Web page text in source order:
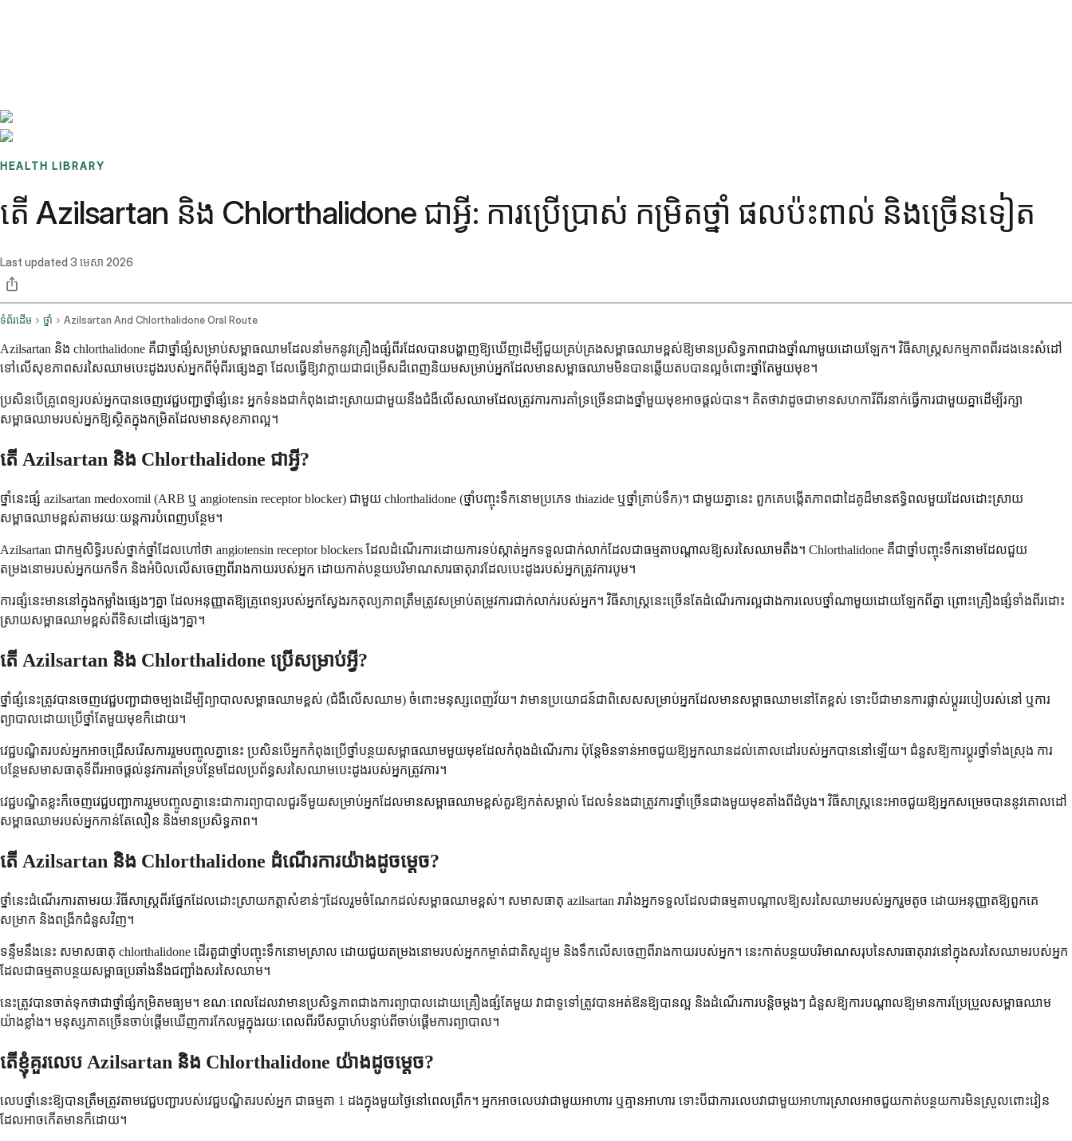
HEALTH LIBRARY
តើ Azilsartan និង Chlorthalidone ជាអ្វី: ការប្រើប្រាស់ កម្រិតថ្នាំ ផលប៉ះពាល់ និងច្រើនទៀត
Last updated 3 មេសា 2026
ទំព័រដើម ថ្នាំ Azilsartan And Chlorthalidone Oral Route
Azilsartan និង chlorthalidone គឺជាថ្នាំផ្សំសម្រាប់សម្ពាធឈាមដែលនាំមកនូវគ្រឿងផ្សំពីរដែលបានបង្ហាញឱ្យឃើញដើម្បីជួយគ្រប់គ្រងសម្ពាធឈាមខ្ពស់ឱ្យមានប្រសិទ្ធភាពជាងថ្នាំណាមួយដោយឡែក។ វិធីសាស្ត្រសកម្មភាពពីរដងនេះសំដៅ
ទៅលើសុខភាពសរសៃឈាមបេះដូងរបស់អ្នកពីមុំពីរផ្សេងគ្នា ដែលធ្វើឱ្យវាក្លាយជាជម្រើសដ៏ពេញនិយមសម្រាប់អ្នកដែលមានសម្ពាធឈាមមិនបានឆ្លើយតបបានល្អចំពោះថ្នាំតែមួយមុខ។
ប្រសិនបើគ្រូពេទ្យរបស់អ្នកបានចេញវេជ្ជបញ្ជាថ្នាំផ្សំនេះ អ្នកទំនងជាកំពុងដោះស្រាយជាមួយនឹងជំងឺលើសឈាមដែលត្រូវការការគាំទ្រច្រើនជាងថ្នាំមួយមុខអាចផ្តល់បាន។ គិតថាវាដូចជាមានសហការីពីរនាក់ធ្វើការជាមួយគ្នាដើម្បីរក្សា
សម្ពាធឈាមរបស់អ្នកឱ្យស្ថិតក្នុងកម្រិតដែលមានសុខភាពល្អ។
តើ Azilsartan និង Chlorthalidone ជាអ្វី?
ថ្នាំនេះផ្សំ azilsartan medoxomil (ARB ឬ angiotensin receptor blocker) ជាមួយ chlorthalidone (ថ្នាំបញ្ចុះទឹកនោមប្រភេទ thiazide ឬថ្នាំគ្រាប់ទឹក)។ ជាមួយគ្នានេះ ពួកគេបង្កើតភាពជាដៃគូដ៏មានឥទ្ធិពលមួយដែលដោះស្រាយ
សម្ពាធឈាមខ្ពស់តាមរយៈយន្តការបំពេញបន្ថែម។
Azilsartan ជាកម្មសិទ្ធិរបស់ថ្នាក់ថ្នាំដែលហៅថា angiotensin receptor blockers ដែលដំណើរការដោយការទប់ស្កាត់អ្នកទទួលជាក់លាក់ដែលជាធម្មតាបណ្តាលឱ្យសរសៃឈាមតឹង។ Chlorthalidone គឺជាថ្នាំបញ្ចុះទឹកនោមដែលជួយ
តម្រងនោមរបស់អ្នកយកទឹក និងអំបិលលើសចេញពីរាងកាយរបស់អ្នក ដោយកាត់បន្ថយបរិមាណសារធាតុរាវដែលបេះដូងរបស់អ្នកត្រូវការបូម។
ការផ្សំនេះមាននៅក្នុងកម្លាំងផ្សេងៗគ្នា ដែលអនុញ្ញាតឱ្យគ្រូពេទ្យរបស់អ្នកស្វែងរកតុល្យភាពត្រឹមត្រូវសម្រាប់តម្រូវការជាក់លាក់របស់អ្នក។ វិធីសាស្ត្រនេះច្រើនតែដំណើរការល្អជាងការលេបថ្នាំណាមួយដោយឡែកពីគ្នា ព្រោះគ្រឿងផ្សំទាំងពីរដោះ
ស្រាយសម្ពាធឈាមខ្ពស់ពីទិសដៅផ្សេងៗគ្នា។
តើ Azilsartan និង Chlorthalidone ប្រើសម្រាប់អ្វី?
ថ្នាំផ្សំនេះត្រូវបានចេញវេជ្ជបញ្ជាជាចម្បងដើម្បីព្យាបាលសម្ពាធឈាមខ្ពស់ (ជំងឺលើសឈាម) ចំពោះមនុស្សពេញវ័យ។ វាមានប្រយោជន៍ជាពិសេសសម្រាប់អ្នកដែលមានសម្ពាធឈាមនៅតែខ្ពស់ ទោះបីជាមានការផ្លាស់ប្តូររបៀបរស់នៅ ឬការ
ព្យាបាលដោយប្រើថ្នាំតែមួយមុខក៏ដោយ។
វេជ្ជបណ្ឌិតរបស់អ្នកអាចជ្រើសរើសការរួមបញ្ចូលគ្នានេះ ប្រសិនបើអ្នកកំពុងប្រើថ្នាំបន្ថយសម្ពាធឈាមមួយមុខដែលកំពុងដំណើរការ ប៉ុន្តែមិនទាន់អាចជួយឱ្យអ្នកឈានដល់គោលដៅរបស់អ្នកបាននៅឡើយ។ ជំនួសឱ្យការប្តូរថ្នាំទាំងស្រុង ការ
បន្ថែមសមាសធាតុទីពីរអាចផ្តល់នូវការគាំទ្របន្ថែមដែលប្រព័ន្ធសរសៃឈាមបេះដូងរបស់អ្នកត្រូវការ។
វេជ្ជបណ្ឌិតខ្លះក៏ចេញវេជ្ជបញ្ជាការរួមបញ្ចូលគ្នានេះជាការព្យាបាលជួរទីមួយសម្រាប់អ្នកដែលមានសម្ពាធឈាមខ្ពស់គួរឱ្យកត់សម្គាល់ ដែលទំនងជាត្រូវការថ្នាំច្រើនជាងមួយមុខតាំងពីដំបូង។ វិធីសាស្ត្រនេះអាចជួយឱ្យអ្នកសម្រេចបាននូវគោលដៅ
សម្ពាធឈាមរបស់អ្នកកាន់តែលឿន និងមានប្រសិទ្ធភាព។
តើ Azilsartan និង Chlorthalidone ដំណើរការយ៉ាងដូចម្តេច?
ថ្នាំនេះដំណើរការតាមរយៈវិធីសាស្ត្រពីរផ្នែកដែលដោះស្រាយកត្តាសំខាន់ៗដែលរួមចំណែកដល់សម្ពាធឈាមខ្ពស់។ សមាសធាតុ azilsartan រារាំងអ្នកទទួលដែលជាធម្មតាបណ្តាលឱ្យសរសៃឈាមរបស់អ្នករួមតូច ដោយអនុញ្ញាតឱ្យពួកគេ
សម្រាក និងពង្រីកជំនួសវិញ។
ទន្ទឹមនឹងនេះ សមាសធាតុ chlorthalidone ដើរតួជាថ្នាំបញ្ចុះទឹកនោមស្រាល ដោយជួយតម្រងនោមរបស់អ្នកកម្ចាត់ជាតិសូដ្យូម និងទឹកលើសចេញពីរាងកាយរបស់អ្នក។ នេះកាត់បន្ថយបរិមាណសរុបនៃសារធាតុរាវនៅក្នុងសរសៃឈាមរបស់អ្នក
ដែលជាធម្មតាបន្ថយសម្ពាធប្រឆាំងនឹងជញ្ជាំងសរសៃឈាម។
នេះត្រូវបានចាត់ទុកថាជាថ្នាំផ្សំកម្រិតមធ្យម។ ខណៈពេលដែលវាមានប្រសិទ្ធភាពជាងការព្យាបាលដោយគ្រឿងផ្សំតែមួយ វាជាទូទៅត្រូវបានអត់ឱនឱ្យបានល្អ និងដំណើរការបន្តិចម្តងៗ ជំនួសឱ្យការបណ្តាលឱ្យមានការប្រែប្រួលសម្ពាធឈាម
យ៉ាងខ្លាំង។ មនុស្សភាគច្រើនចាប់ផ្តើមឃើញការកែលម្អក្នុងរយៈពេលពីរបីសប្តាហ៍បន្ទាប់ពីចាប់ផ្តើមការព្យាបាល។
តើខ្ញុំគួរលេប Azilsartan និង Chlorthalidone យ៉ាងដូចម្តេច?
លេបថ្នាំនេះឱ្យបានត្រឹមត្រូវតាមវេជ្ជបញ្ជារបស់វេជ្ជបណ្ឌិតរបស់អ្នក ជាធម្មតា 1 ដងក្នុងមួយថ្ងៃនៅពេលព្រឹក។ អ្នកអាចលេបវាជាមួយអាហារ ឬគ្មានអាហារ ទោះបីជាការលេបវាជាមួយអាហារស្រាលអាចជួយកាត់បន្ថយការមិនស្រួលពោះវៀន
ដែលអាចកើតមានក៏ដោយ។